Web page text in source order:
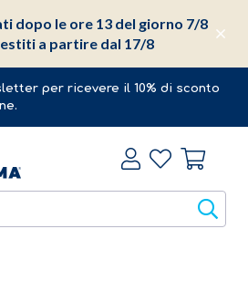
per ricevere il 10% di sconto
dopo le ore 13 del giorno 7/8
a partire dal 17/8